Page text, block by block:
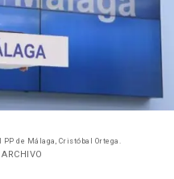
de Málaga, Cristóbal Ortega.